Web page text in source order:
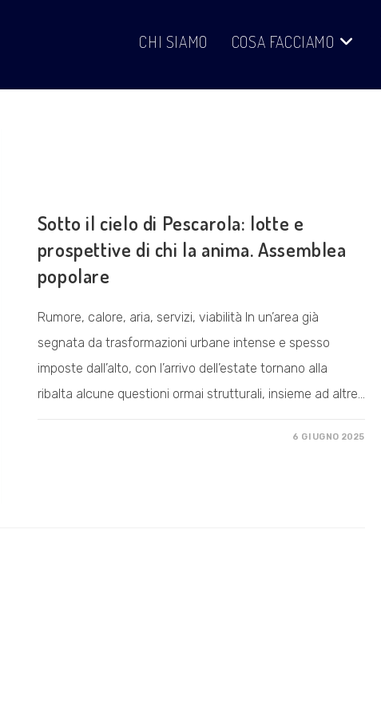
CHI SIAMO COSA FACCIAMO
Sotto il cielo di Pescarola: lotte e
prospettive di chi la anima. Assemblea
popolare
Rumore, calore, aria, servizi, viabilità In un’area già
segnata da trasformazioni urbane intense e spesso
imposte dall’alto, con l’arrivo dell’estate tornano alla
ribalta alcune questioni ormai strutturali, insieme ad altre…
6 GIUGNO 2025